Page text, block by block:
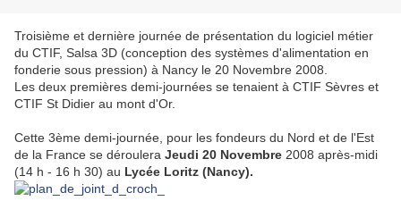
Troisième et dernière journée de présentation du logiciel métier
du CTIF, Salsa 3D (conception des systèmes d'alimentation en
fonderie sous pression) à Nancy le 20 Novembre 2008.
Les deux premières demi-journées se tenaient à CTIF Sèvres et
CTIF St Didier au mont d'Or.
Cette 3ème demi-journée, pour les fondeurs du Nord et de l'Est
de la France se déroulera Jeudi 20 Novembre 2008 après-midi
(14 h - 16 h 30) au Lycée Loritz (Nancy).